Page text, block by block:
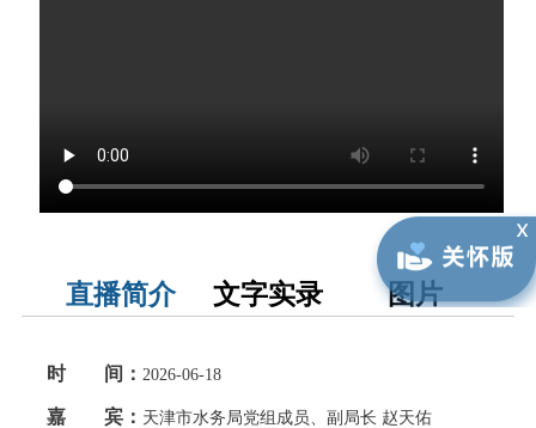
直播简介 文字实录 图片
时 间： 2026-06-18
嘉 宾： 天津市水务局党组成员、副局长 赵天佑